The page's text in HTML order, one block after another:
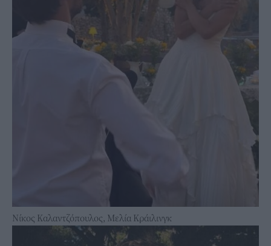
Νίκος Καλαντζόπουλος, Μελία Κράιλινγκ